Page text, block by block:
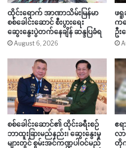
ထိုင်းရောက် အာဏာသိမ်းမြန်မာ
စစ်ခေါင်းဆောင် စီးပွားရေး
ဆွေးနွေးပွဲတက်နေချိန် ဆန္ဒပြခံရ
August 6, 2026
ဖရူ
က
ဦ
စစ်ခေါင်းဆောင်၏ ထိုင်းခရီးစဉ်
ဘာထူးခြားမည်နည်း၊ ဆွေးနွေးမှု
များတွင် စွမ်းအင်ကဏ္ဍပါဝင်မည်
ဧ
လ
တိုက်